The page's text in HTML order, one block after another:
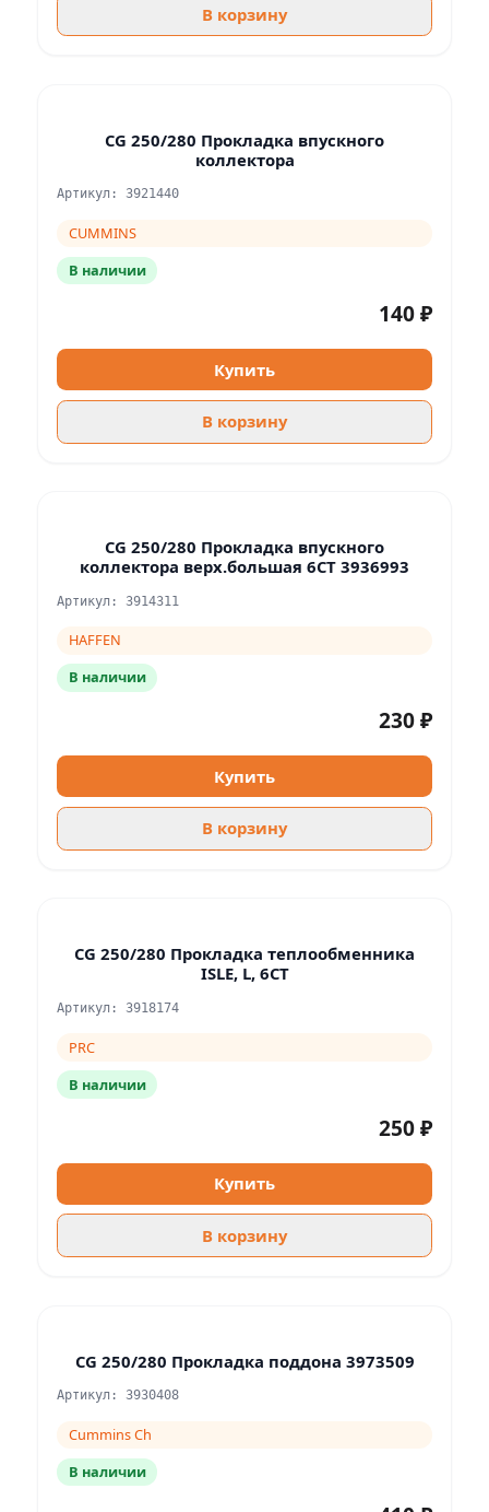
В корзину
CG 250/280 Прокладка впускного
коллектора
Артикул: 3921440
CUMMINS
В наличии
140 ₽
Купить
В корзину
CG 250/280 Прокладка впускного
коллектора верх.большая 6CT 3936993
Артикул: 3914311
HAFFEN
В наличии
230 ₽
Купить
В корзину
CG 250/280 Прокладка теплообменника
ISLE, L, 6CT
Артикул: 3918174
PRC
В наличии
250 ₽
Купить
В корзину
CG 250/280 Прокладка поддона 3973509
Артикул: 3930408
Cummins Ch
В наличии